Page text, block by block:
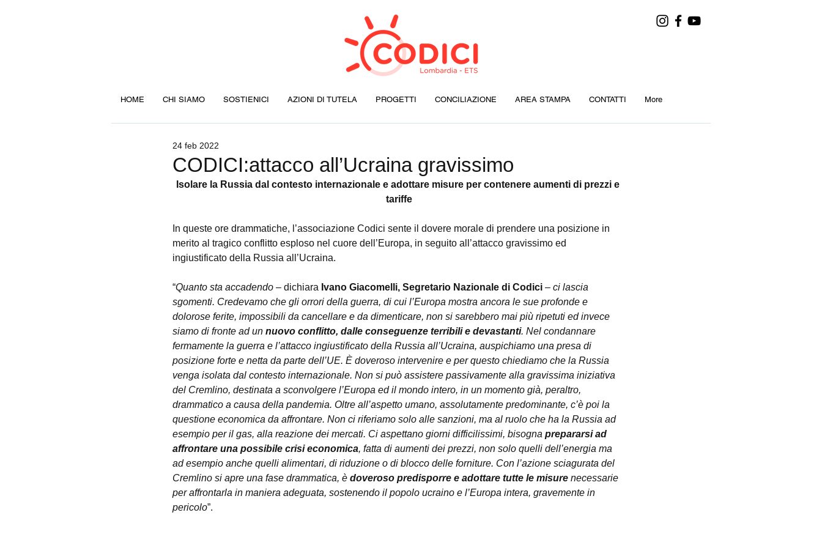
HOME CHI SIAMO SOSTIENICI AZIONI DI TUTELA PROGETTI CONCILIAZIONE AREA STAMPA CONTATTI More
CODICI:attacco all’Ucraina gravissimo
24 feb 2022
Isolare la Russia dal contesto internazionale e adottare misure per contenere aumenti di prezzi e
tariffe
In queste ore drammatiche, l’associazione Codici sente il dovere morale di prendere una posizione in
merito al tragico conflitto esploso nel cuore dell’Europa, in seguito all’attacco gravissimo ed
ingiustificato della Russia all’Ucraina.
“Quanto sta accadendo – dichiara Ivano Giacomelli, Segretario Nazionale di Codici – ci lascia
sgomenti. Credevamo che gli orrori della guerra, di cui l’Europa mostra ancora le sue profonde e
dolorose ferite, impossibili da cancellare e da dimenticare, non si sarebbero mai più ripetuti ed invece
siamo di fronte ad un nuovo conflitto, dalle conseguenze terribili e devastanti. Nel condannare
fermamente la guerra e l’attacco ingiustificato della Russia all’Ucraina, auspichiamo una presa di
posizione forte e netta da parte dell’UE. È doveroso intervenire e per questo chiediamo che la Russia
venga isolata dal contesto internazionale. Non si può assistere passivamente alla gravissima iniziativa
del Cremlino, destinata a sconvolgere l’Europa ed il mondo intero, in un momento già, peraltro,
drammatico a causa della pandemia. Oltre all’aspetto umano, assolutamente predominante, c’è poi la
questione economica da affrontare. Non ci riferiamo solo alle sanzioni, ma al ruolo che ha la Russia ad
esempio per il gas, alla reazione dei mercati. Ci aspettano giorni difficilissimi, bisogna prepararsi ad
affrontare una possibile crisi economica, fatta di aumenti dei prezzi, non solo quelli dell’energia ma
ad esempio anche quelli alimentari, di riduzione o di blocco delle forniture. Con l’azione sciagurata del
Cremlino si apre una fase drammatica, è doveroso predisporre e adottare tutte le misure necessarie
per affrontarla in maniera adeguata, sostenendo il popolo ucraino e l’Europa intera, gravemente in
pericolo”.